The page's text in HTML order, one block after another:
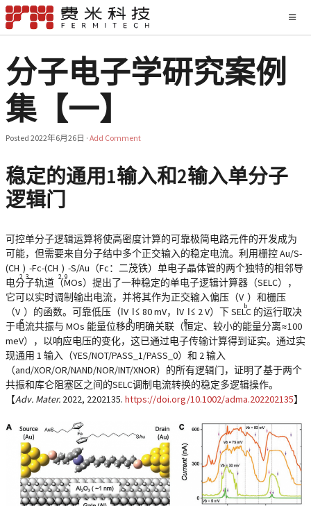
分子电子学研究案例
集【一】
Posted 2022年6月26日 · Add Comment
稳定的通用1输入和2输入单分子
逻辑门
可控单分子逻辑运算将使高密度计算的可靠极简电路元件的开发成为
可能，但需要来自分子结中多个正交输入的稳定电流。利用栅控 Au/S-
(CH
2
)
3
-Fc-(CH
2
)
9
-S/Au（Fc：二茂铁）单电子晶体管的两个独特的相邻导
电分子轨道（MOs）提出了一种稳定的单电子逻辑计算器（SELC），
它可以实时调制输出电流，并将其作为正交输入偏压（V
b
）和栅压
（V
g
）的函数。可靠低压（ǀV
b
ǀ≤ 80 mV，ǀV
g
ǀ≤ 2 V）下 SELC 的运行取决
于电流共振与 MOs 能量位移的明确关联（恒定、较小的能量分离≈100
meV），以响应电压的变化，这已通过电子传输计算得到证实。通过实
现通用 1 输入（YES/NOT/PASS_1/PASS_0）和 2 输入
（and/XOR/OR/NAND/NOR/INT/XNOR）的所有逻辑门，证明了基于两个
共振和库仑阻塞区之间的SELC调制电流转换的稳定多逻辑操作。
【Adv. Mater. 2022, 2202135. https://doi.org/10.1002/adma.202202135】